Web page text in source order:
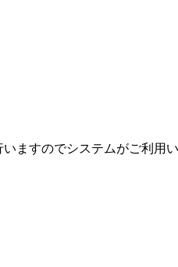
ますのでシステムがご利用